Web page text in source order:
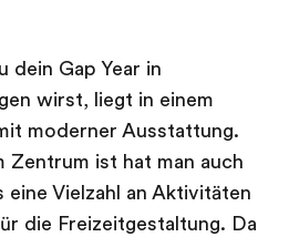
dein Gap Year in
wirst, liegt in einem
moderner Ausstattung.
Zentrum ist hat man auch
eine Vielzahl an Aktivitäten
die Freizeitgestaltung. Da